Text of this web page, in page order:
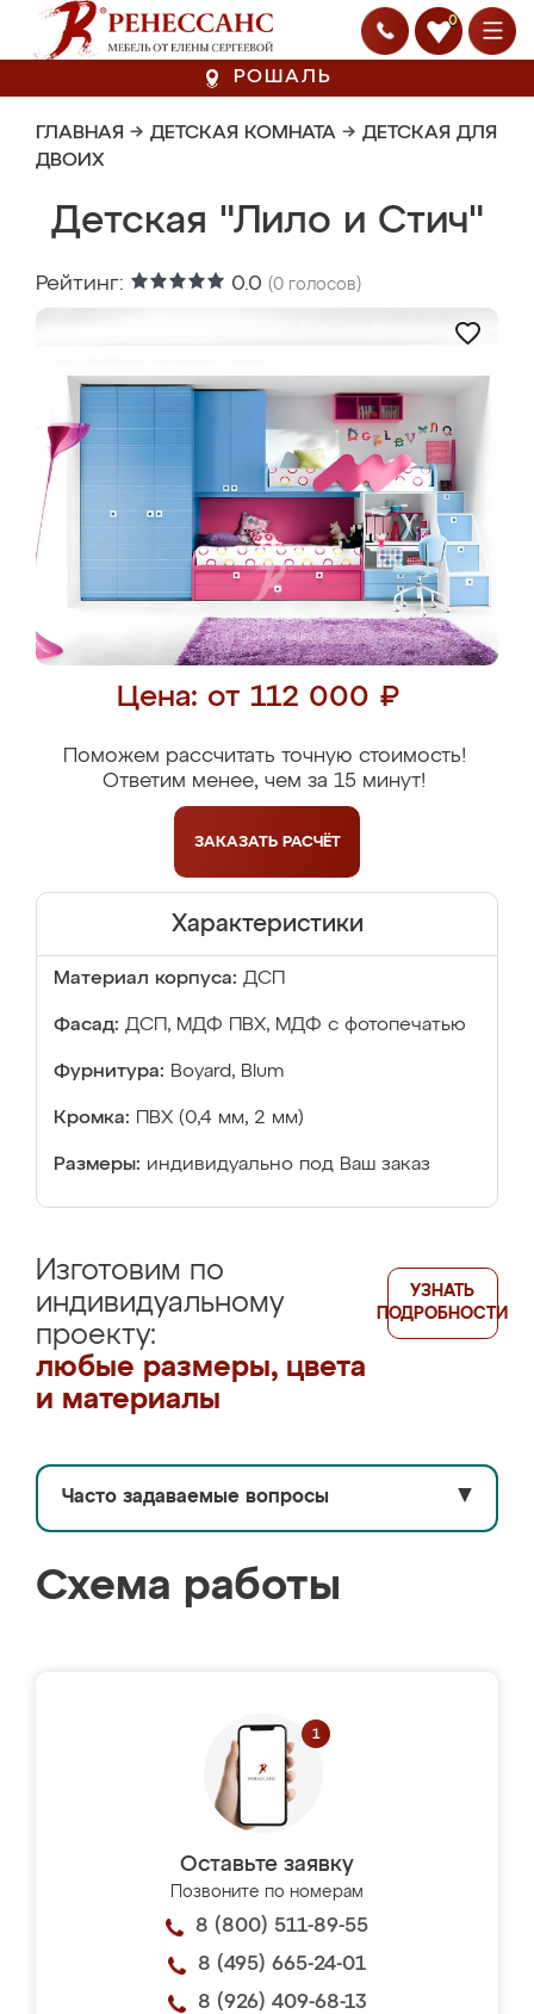
0
РОШАЛЬ
ГЛАВНАЯ → ДЕТСКАЯ КОМНАТА → ДЕТСКАЯ ДЛЯ
ДВОИХ
Детская "Лило и Стич"
Рейтинг: 0.0 (0 голосов)
Цена: от 112 000 ₽
Поможем рассчитать точную стоимость!
Ответим менее, чем за 15 минут!
ЗАКАЗАТЬ РАСЧЁТ
Характеристики
Материал корпуса: ДСП
Фасад: ДСП, МДФ ПВХ, МДФ с фотопечатью
Фурнитура: Boyard, Blum
Кромка: ПВХ (0,4 мм, 2 мм)
Размеры: индивидуально под Ваш заказ
Изготовим по
индивидуальному
проекту:
любые размеры, цвета
и материалы
УЗНАТЬ
ПОДРОБНОСТИ
Часто задаваемые вопросы ▼
Схема работы
Оставьте заявку
Позвоните по номерам
8 (800) 511-89-55
8 (495) 665-24-01
8 (926) 409-68-13